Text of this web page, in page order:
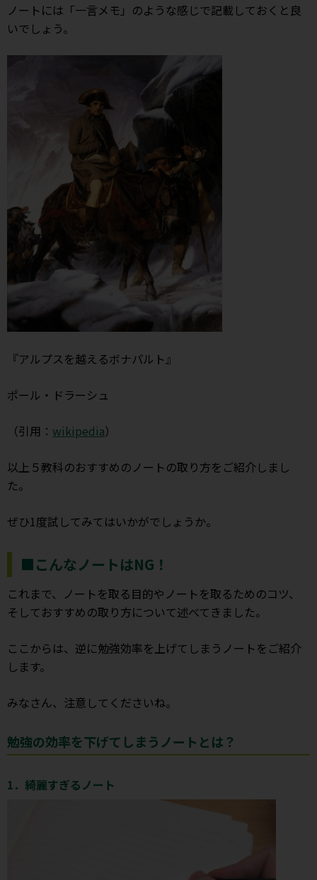
ノートには「一言メモ」のような感じで記載しておくと良
いでしょう。
『アルプスを越えるボナパルト』
ポール・ドラーシュ
（引用： wikipedia）
以上５教科のおすすめのノートの取り方をご紹介しまし
た。
ぜひ1度試してみてはいかがでしょうか。
■こんなノートはNG！
これまで、ノートを取る目的やノートを取るためのコツ、
そしておすすめの取り方について述べてきました。
ここからは、逆に勉強効率を上げてしまうノートをご紹介
します。
みなさん、注意してくださいね。
勉強の効率を下げてしまうノートとは？
1．綺麗すぎるノート